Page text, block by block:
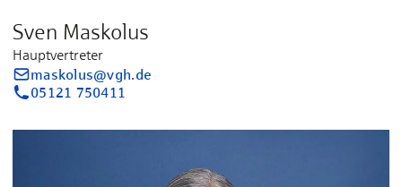
Sven Maskolus
Hauptvertreter
maskolus@vgh.de
05121 750411